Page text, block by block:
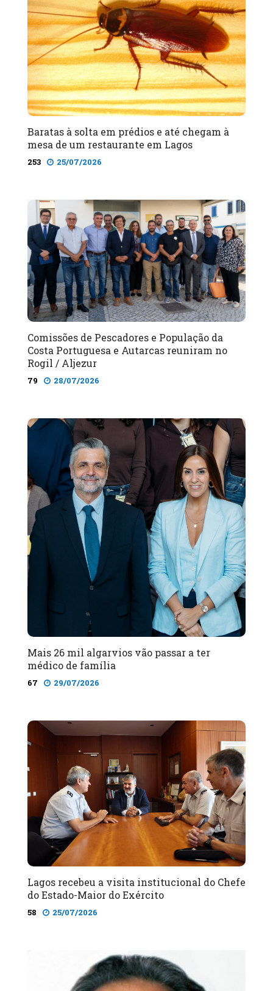
Baratas à solta em prédios e até chegam à
mesa de um restaurante em Lagos
253 25/07/2026
Comissões de Pescadores e População da
Costa Portuguesa e Autarcas reuniram no
Rogil / Aljezur
79 28/07/2026
Mais 26 mil algarvios vão passar a ter
médico de família
67 29/07/2026
Lagos recebeu a visita institucional do Chefe
do Estado-Maior do Exército
58 25/07/2026